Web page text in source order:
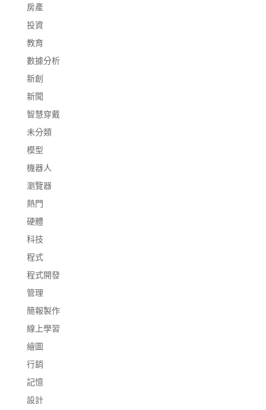
房產
投資
教育
數據分析
新創
新聞
智慧穿戴
未分類
模型
機器人
瀏覽器
熱門
硬體
科技
程式
程式開發
管理
簡報製作
線上學習
繪圖
行銷
記憶
設計